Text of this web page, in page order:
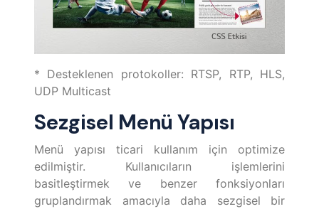
* Desteklenen protokoller: RTSP, RTP, HLS,
UDP Multicast
Sezgisel Menü Yapısı
Menü yapısı ticari kullanım için optimize
edilmiştir. Kullanıcıların işlemlerini
basitleştirmek ve benzer fonksiyonları
gruplandırmak amacıyla daha sezgisel bir